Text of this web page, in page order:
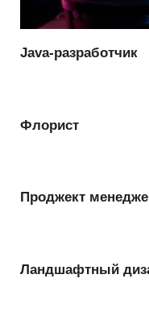
Java-разработчик
Флорист
Проджект
Ландшафтный